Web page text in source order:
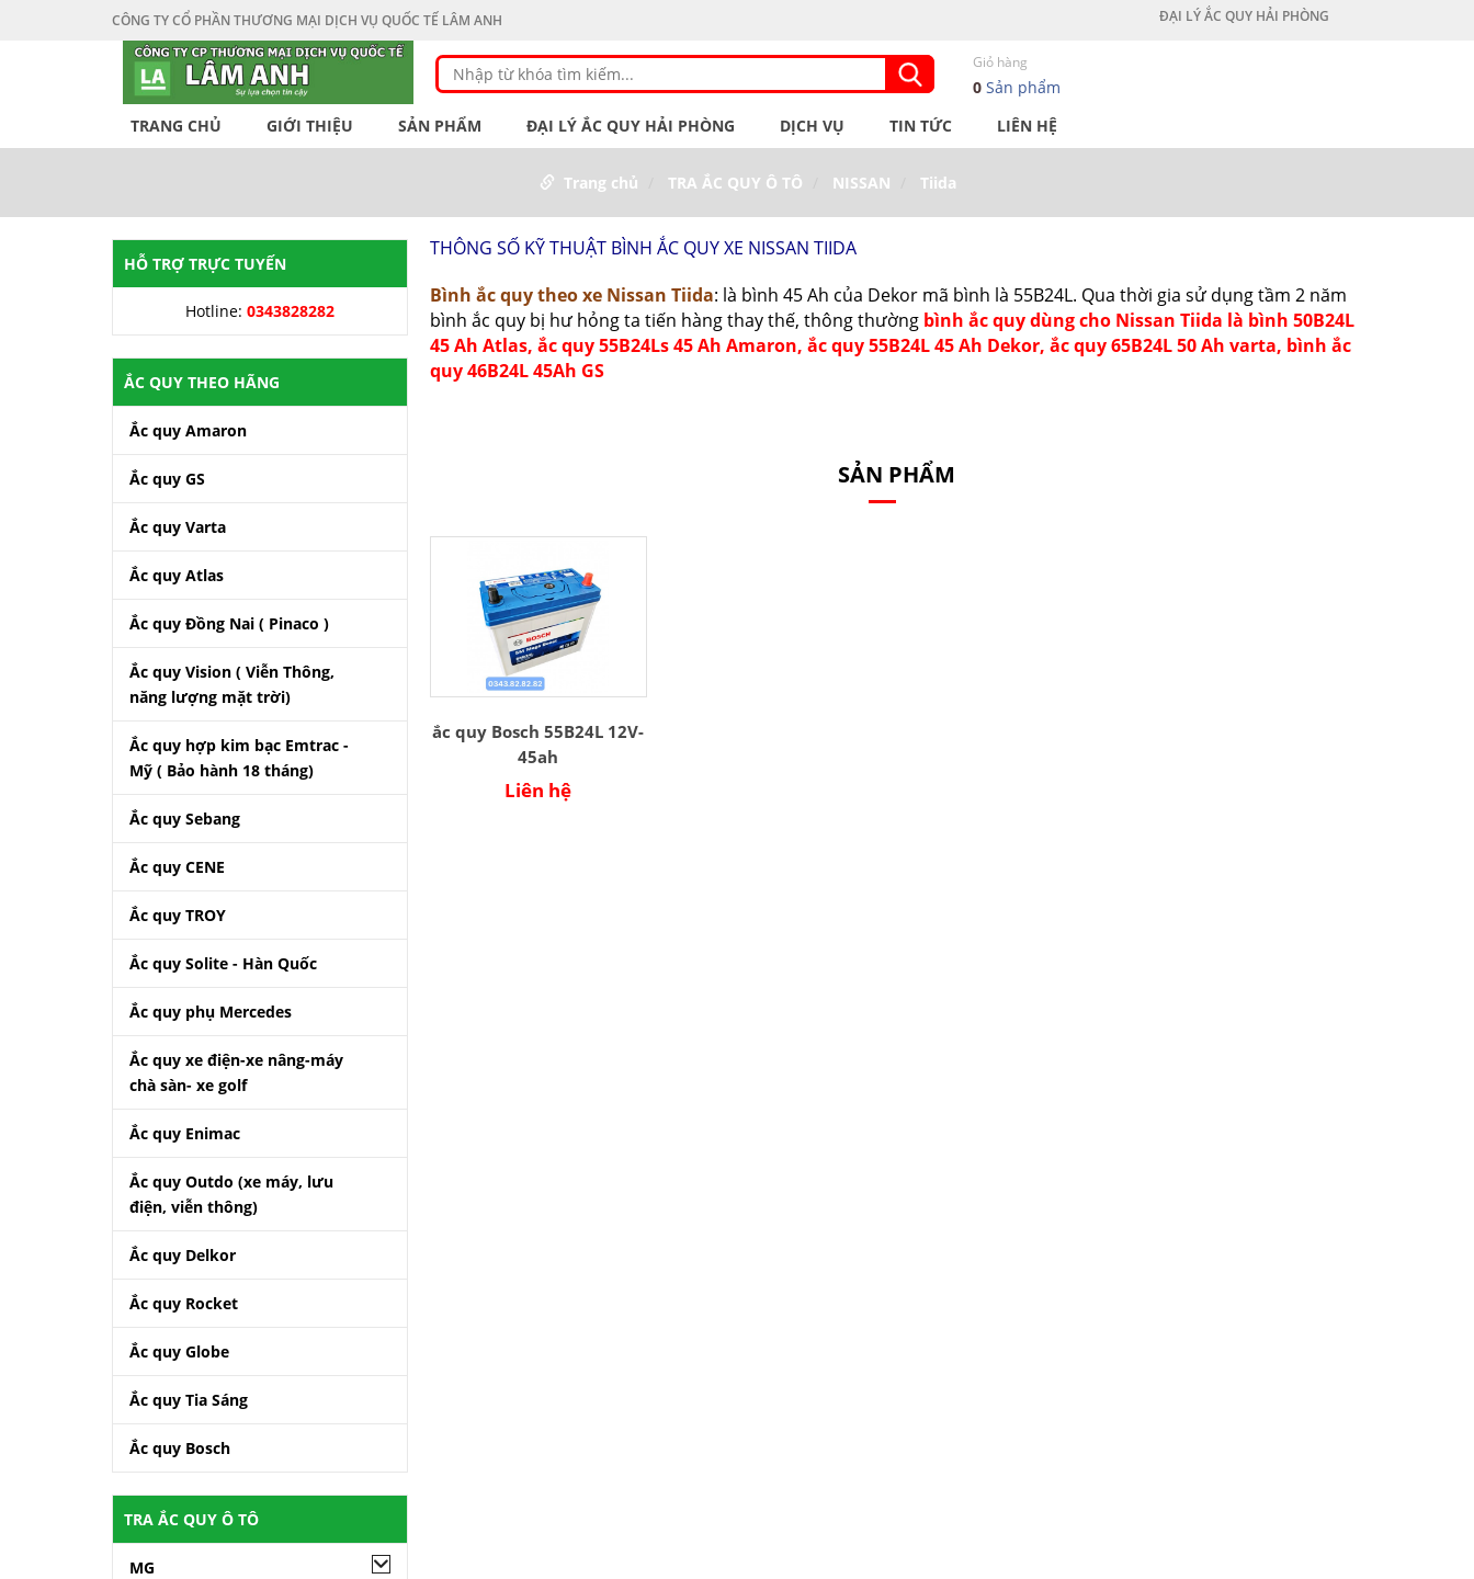
CÔNG TY CỔ PHẦN THƯƠNG MẠI DỊCH VỤ QUỐC TẾ LÂM ANH ĐẠI LÝ ẮC QUY HẢI PHÒNG
Giỏ hàng
0 Sản phẩm
TRANG CHỦ
GIỚI THIỆU SẢN PHẨM ĐẠI LÝ ẮC QUY HẢI PHÒNG DỊCH VỤ TIN TỨC LIÊN HỆ
Trang chủ TRA ẮC QUY Ô TÔ NISSAN Tiida
HỖ TRỢ TRỰC TUYẾN
Hotline: 0343828282
ẮC QUY THEO HÃNG
Ắc quy Amaron
Ắc quy GS
Ắc quy Varta
Ắc quy Atlas
Ắc quy Đồng Nai ( Pinaco )
Ắc quy Vision ( Viễn Thông,
năng lượng mặt trời)
Ắc quy hợp kim bạc Emtrac -
Mỹ ( Bảo hành 18 tháng)
Ắc quy Sebang
Ắc quy CENE
Ắc quy TROY
Ắc quy Solite - Hàn Quốc
Ắc quy phụ Mercedes
Ắc quy xe điện-xe nâng-máy
chà sàn- xe golf
Ắc quy Enimac
Ắc quy Outdo (xe máy, lưu
điện, viễn thông)
Ắc quy Delkor
Ắc quy Rocket
Ắc quy Globe
Ắc quy Tia Sáng
Ắc quy Bosch
TRA ẮC QUY Ô TÔ
MG
THÔNG SỐ KỸ THUẬT BÌNH ẮC QUY XE NISSAN TIIDA
Bình ắc quy theo xe Nissan Tiida: là bình 45 Ah của Dekor mã bình là 55B24L. Qua thời gia sử dụng tầm 2 năm
bình ắc quy bị hư hỏng ta tiến hàng thay thế, thông thường bình ắc quy dùng cho Nissan Tiida là bình 50B24L
45 Ah Atlas, ắc quy 55B24Ls 45 Ah Amaron, ắc quy 55B24L 45 Ah Dekor, ắc quy 65B24L 50 Ah varta, bình ắc
quy 46B24L 45Ah GS
SẢN PHẨM
ắc quy Bosch 55B24L 12V-
45ah
Liên hệ